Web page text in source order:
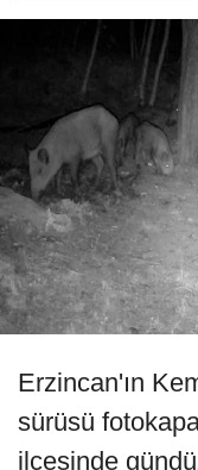
Erzincan'ın
sürüsü
ilçesinde